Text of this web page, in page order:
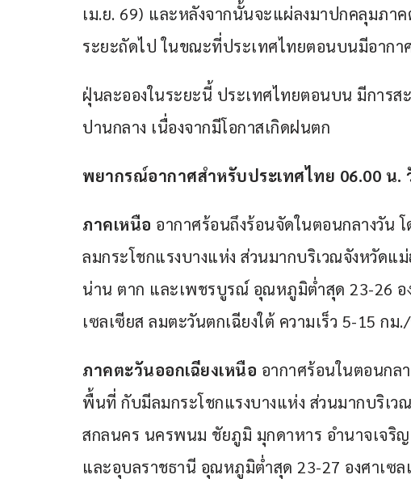
เม.ย. 69) และหลังจากนั้นจะแผ่ลงมาปกคลุมภา
ระยะถัดไป ในขณะที่ประเทศไทยตอนบนมีอากา
ฝุ่นละอองในระยะนี้ ประเทศไทยตอนบน มีการ
ปานกลาง เนื่องจากมีโอกาสเกิดฝนตก
พยากรณ์อากาศสำหรับประเทศไทย 06.00 น.
ภาคเหนือ อากาศร้อนถึงร้อนจัดในตอนกลางวัน
ลมกระโชกแรงบางแห่ง ส่วนมากบริเวณจังหวัดแ
น่าน ตาก และเพชรบูรณ์ อุณหภูมิต่ำสุด 23-26 อ
เซลเซียส ลมตะวันตกเฉียงใต้ ความเร็ว 5-15 กม
ภาคตะวันออกเฉียงเหนือ อากาศร้อนในตอนกล
พื้นที่ กับมีลมกระโชกแรงบางแห่ง ส่วนมากบริเว
สกลนคร นครพนม ชัยภูมิ มุกดาหาร อำนาจเจริ
และอุบลราชธานี อุณหภูมิต่ำสุด 23-27 องศาเซ